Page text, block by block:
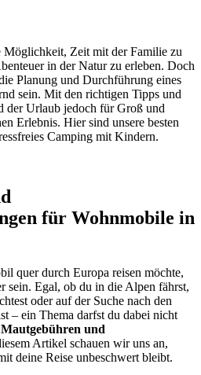
Möglichkeit, Zeit mit der Familie zu
in der Natur zu erleben. Doch
Planung und Durchführung eines
sein. Mit den richtigen Tipps und
der Urlaub jedoch für Groß und
Erlebnis. Hier sind unsere besten
Camping mit Kindern.
für Wohnmobile in
quer durch Europa reisen möchte,
sein. Egal, ob du in die Alpen fährst,
oder auf der Suche nach den
– ein Thema darfst du dabei nicht
und
Artikel schauen wir uns an,
deine Reise unbeschwert bleibt.